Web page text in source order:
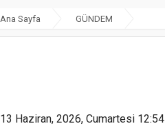
Ana Sayfa GÜNDEM
13 Haziran, 2026, Cumartesi 12:54